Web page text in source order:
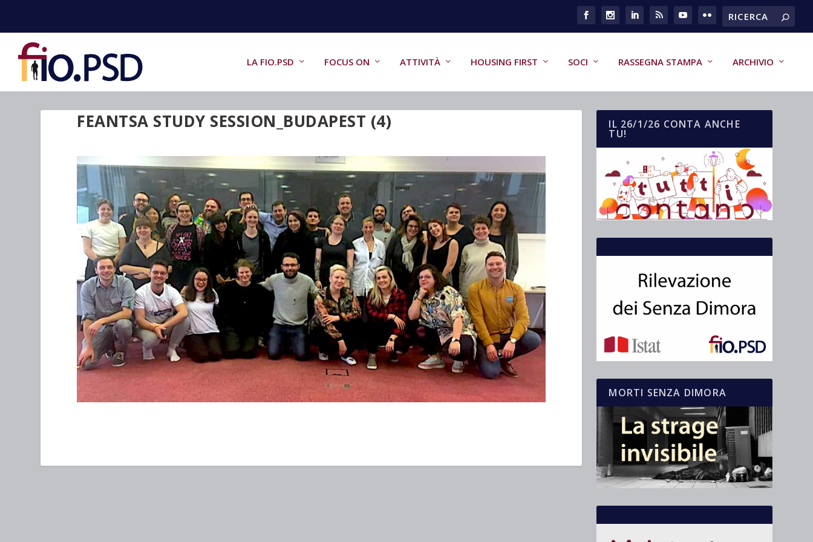
LA FIO.PSD FOCUS ON ATTIVITÀ HOUSING FIRST SOCI RASSEGNA STAMPA ARCHIVIO
FEANTSA STUDY SESSION_BUDAPEST (4) IL 26/1/26 CONTA ANCHE
TU!
MORTI SENZA DIMORA